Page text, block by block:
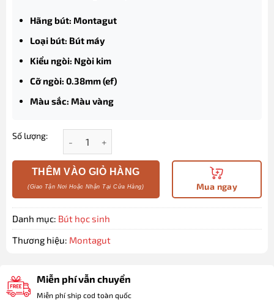
Hãng bút: Montagut
Loại bút: Bút máy
Kiểu ngòi: Ngòi kim
Cỡ ngòi: 0.38mm (ef)
Màu sắc: Màu vàng
Số lượng:
THÊM VÀO GIỎ HÀNG
Mua ngay
Danh mục: Bút học sinh
Thương hiệu: Montagut
Miễn phí vẫn chuyển
Miễn phí ship cod toàn quốc